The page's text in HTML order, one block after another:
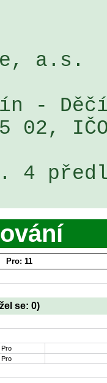
a.s.
-
02,
Pro: 11
se: 0)
Pro
Pro